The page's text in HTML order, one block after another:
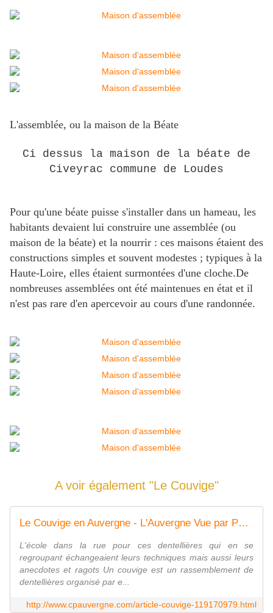
L'assemblée, ou la maison de la Béate
Ci dessus la maison de la béate de
Civeyrac commune de Loudes
Pour qu'une béate puisse s'installer dans un hameau, les
habitants devaient lui construire une assemblée (ou
maison de la béate) et la nourrir : ces maisons étaient des
constructions simples et souvent modestes ; typiques à la
Haute-Loire, elles étaient surmontées d'une cloche.De
nombreuses assemblées ont été maintenues en état et il
n'est pas rare d'en apercevoir au cours d'une randonnée.
A voir également "Le Couvige"
Le Couvige en Auvergne - L'Auvergne Vue par Papou Poustache
L'école dans la rue pour ces dentellières qui en se
regroupant échangeaient leurs techniques mais aussi leurs
anecdotes et ragots Un couvige est un rassemblement de
dentellières organisé par e...
http://www.cpauvergne.com/article-couvige-119170979.html